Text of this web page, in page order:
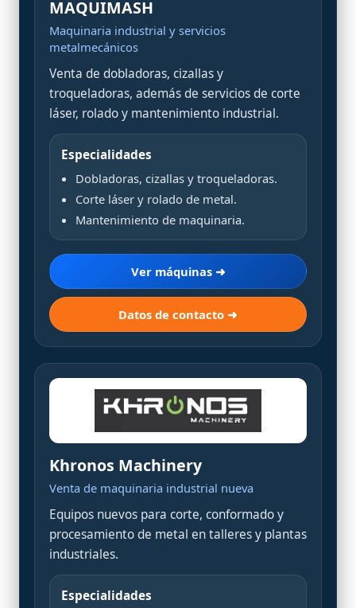
MAQUIMASH
Maquinaria industrial y servicios
metalmecánicos
Venta de dobladoras, cizallas y
troqueladoras, además de servicios de corte
láser, rolado y mantenimiento industrial.
Especialidades
Dobladoras, cizallas y troqueladoras.
Corte láser y rolado de metal.
Mantenimiento de maquinaria.
Ver máquinas ➜
Datos de contacto ➜
Khronos Machinery
Venta de maquinaria industrial nueva
Equipos nuevos para corte, conformado y
procesamiento de metal en talleres y plantas
industriales.
Especialidades